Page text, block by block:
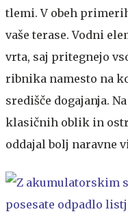
tlemi. V obeh
vaše terase. Vodni
vrta, saj pritegnejo
ribnika namesto na
središče dogajanja.
klasičnih oblik in
oddajal bolj naravne